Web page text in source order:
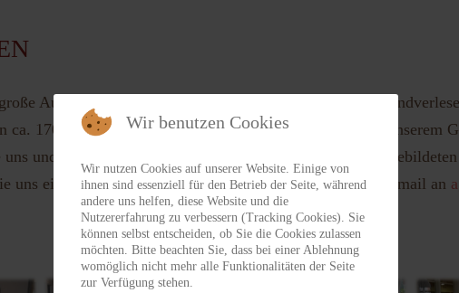
Auswahl an Antiquitäten aus Schweden. Wir haben
ca. 1700 bis 1900 in außergewöhnlich gutem Zustand in unserem
uns und überzeugen Sie sich selbst. Wenn eine der hier
uns einfach an: 040 - 830 29 60 oder schreiben Sie eine Email an
vergessen? Benutzername vergessen?
Wir benutzen Cookies
Wir nutzen Cookies auf unserer Website. Einige von
ihnen sind essenziell für den Betrieb der Seite, während
andere uns helfen, diese Website und die
Nutzererfahrung zu verbessern (Tracking Cookies). Sie
können selbst entscheiden, ob Sie die Cookies zulassen
möchten. Bitte beachten Sie, dass bei einer Ablehnung
womöglich nicht mehr alle Funktionalitäten der Seite
zur Verfügung stehen.